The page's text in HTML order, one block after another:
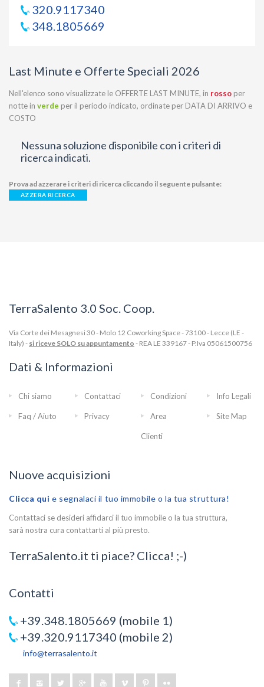
320.9117340
348.1805669
Last Minute e Offerte Speciali 2026
Nell'elenco sono visualizzate le OFFERTE LAST MINUTE, in rosso per
notte in verde per il periodo indicato, ordinate per DATA DI ARRIVO e
COSTO
Nessuna soluzione disponibile con i criteri di
ricerca indicati.
Prova ad azzerare i criteri di ricerca cliccando il seguente pulsante:
AZZERA RICERCA
TerraSalento 3.0 Soc. Coop.
Via Corte dei Mesagnesi 30 - Molo 12 Coworking Space - 73100 - Lecce (LE -
Italy) - si riceve SOLO su appuntamento - REA LE 339167 - P.Iva 05061500756
Dati & Informazioni
Chi siamo Contattaci Condizioni Info Legali
Faq / Aiuto Privacy Area
Clienti
Site Map
Nuove acquisizioni
Clicca qui e segnalaci il tuo immobile o la tua struttura!
Contattaci se desideri affidarci il tuo immobile o la tua struttura,
sarà nostra cura contattarti al più presto.
TerraSalento.it ti piace? Clicca! ;-)
Contatti
+39.348.1805669 (mobile 1)
+39.320.9117340 (mobile 2)
info@terrasalento.it